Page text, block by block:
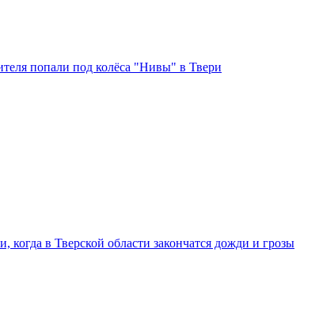
попали под колёса "Нивы" в Твери
когда в Тверской области закончатся дожди и грозы